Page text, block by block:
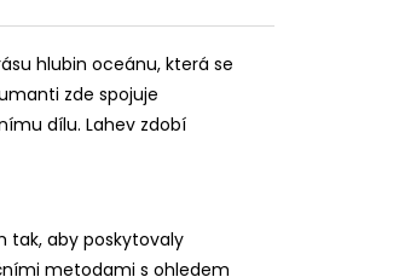
hlubin oceánu, která se
zde spojuje
dílu. Lahev zdobí
tak, aby poskytovaly
metodami s ohledem